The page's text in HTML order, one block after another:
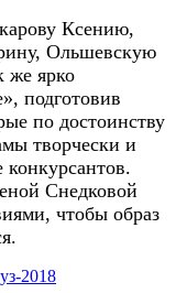
Ксению,
Ольшевскую
же ярко
подготовив
по достоинству
творчески и
конкурсантов.
Снедковой
чтобы образ
2018